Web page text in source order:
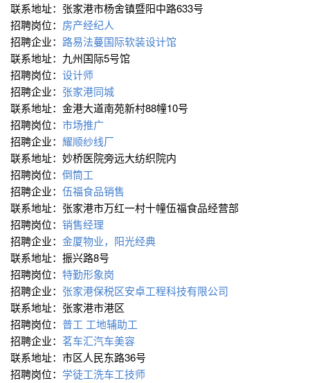
联系地址：张家港市杨舍镇暨阳中路633号
招聘岗位： 房产经纪人
招聘企业： 路易法蔓国际软装设计馆
联系地址：九州国际5号馆
招聘岗位： 设计师
招聘企业： 张家港同城
联系地址：金港大道南苑新村88幢10号
招聘岗位： 市场推广
招聘企业： 耀顺纱线厂
联系地址：妙桥医院旁远大纺织院内
招聘岗位： 倒筒工
招聘企业： 伍福食品销售
联系地址：张家港市万红一村十幢伍福食品经营部
招聘岗位： 销售经理
招聘企业： 金厦物业，阳光经典
联系地址：振兴路8号
招聘岗位： 特勤形象岗
招聘企业： 张家港保税区安卓工程科技有限公司
联系地址：张家港市港区
招聘岗位： 普工 工地辅助工
招聘企业： 茗车汇汽车美容
联系地址：市区人民东路36号
招聘岗位： 学徒工洗车工技师